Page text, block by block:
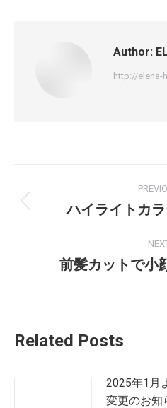
Author:
http://elena-
ハイライトカ
前髪カットで小
Related Posts
2025年1月
変更のお知